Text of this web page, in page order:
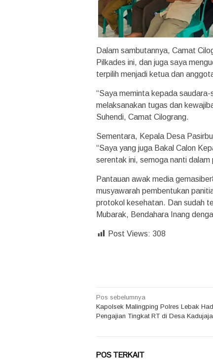
Dalam sambutannya, Camat
Pilkades ini, dan juga saya
terpilih menjadi ketua dan
“Saya meminta kepada
melaksanakan tugas dan
Suhendi, Camat Cilograng.
Sementara, Kepala Desa
“Saya yang juga Bakal Calon
serentak ini, semoga nanti dalam
Pantauan awak media
musyawarah pembentukan
protokol kesehatan. Dan sudah
Mubarak, Bendahara Inang
Post Views: 308
Navigasi
pos
Pos sebelumnya
Kapolsek Malingping Polres Lebak
Pengajian Tingkat RT di Desa
POS TERKAIT